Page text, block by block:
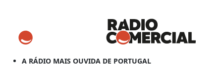
A RÁDIO MAIS OUVIDA DE PORTUGAL